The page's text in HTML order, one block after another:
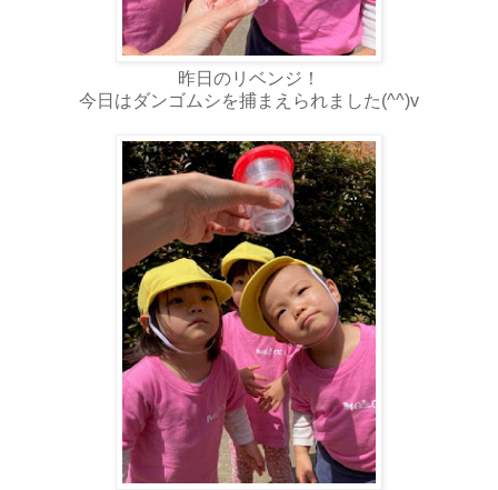
昨日のリベンジ！
今日はダンゴムシを捕まえられました(^^)v